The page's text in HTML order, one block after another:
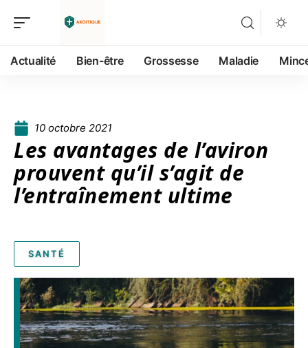
Actualité Bien-être Grossesse Maladie
10 octobre 2021
Les avantages de l’aviron
prouvent qu’il s’agit de
l’entraînement ultime
SANTÉ